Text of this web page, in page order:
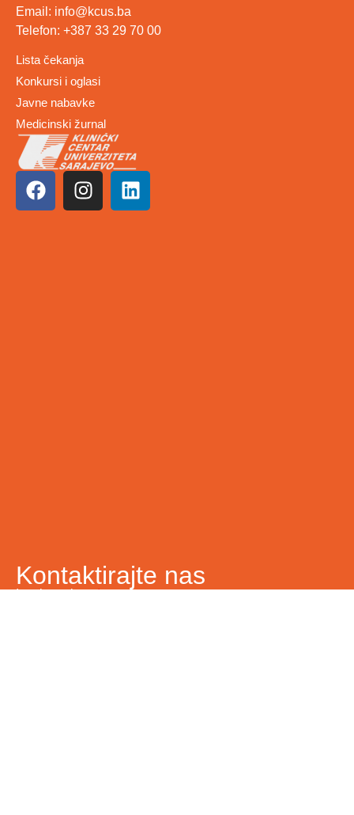
Email: info@kcus.ba
Telefon: +387 33 29 70 00
Lista čekanja
Konkursi i oglasi
Javne nabavke
Medicinski žurnal
Kontaktirajte nas
Ime i prezime